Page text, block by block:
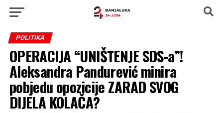
POLITIKA
OPERACIJA “UNIŠTENJE SDS-a”!
Aleksandra Pandurević minira
pobjedu opozicije ZARAD SVOG
DIJELA KOLAČA?